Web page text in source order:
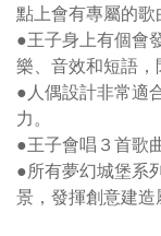
點上會有專屬的歌
●王子身上有個會
樂、音效和短語，
●人偶設計非常適
力。
●王子會唱３首歌
●所有夢幻城堡系
景，發揮創意建造